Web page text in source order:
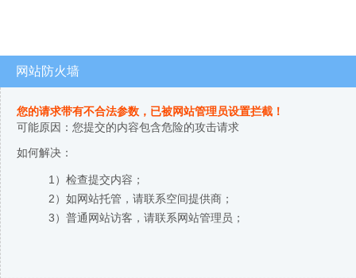
网站防火墙
您的请求带有不合法参数，已被网站管理员设置拦截！
可能原因：您提交的内容包含危险的攻击请求
如何解决：
1）检查提交内容；
2）如网站托管，请联系空间提供商；
3）普通网站访客，请联系网站管理员；